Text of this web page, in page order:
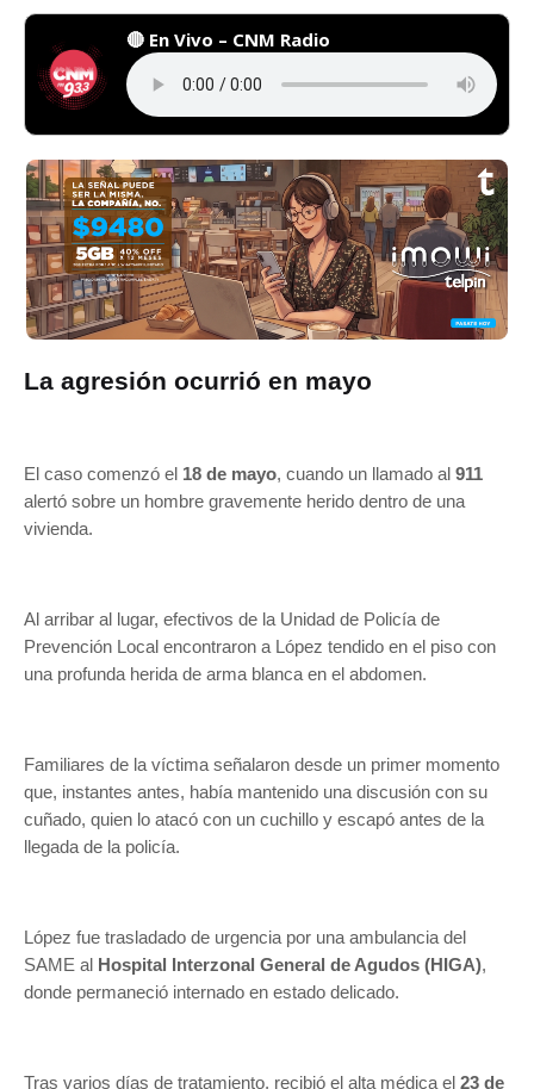
🔴 En Vivo – CNM Radio
La agresión ocurrió en mayo
El caso comenzó el 18 de mayo, cuando un llamado al 911
alertó sobre un hombre gravemente herido dentro de una
vivienda.
Al arribar al lugar, efectivos de la Unidad de Policía de
Prevención Local encontraron a López tendido en el piso con
una profunda herida de arma blanca en el abdomen.
Familiares de la víctima señalaron desde un primer momento
que, instantes antes, había mantenido una discusión con su
cuñado, quien lo atacó con un cuchillo y escapó antes de la
llegada de la policía.
López fue trasladado de urgencia por una ambulancia del
SAME al Hospital Interzonal General de Agudos (HIGA),
donde permaneció internado en estado delicado.
Tras varios días de tratamiento, recibió el alta médica el 23 de